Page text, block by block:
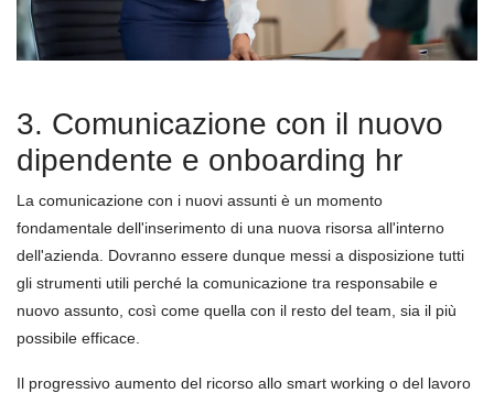
3. Comunicazione con il nuovo
dipendente e onboarding hr
La comunicazione con i nuovi assunti è un momento
fondamentale dell'inserimento di una nuova risorsa all'interno
dell'azienda. Dovranno essere dunque messi a disposizione tutti
gli strumenti utili perché la comunicazione tra responsabile e
nuovo assunto, così come quella con il resto del team, sia il più
possibile efficace.
Il progressivo aumento del ricorso allo smart working o del lavoro